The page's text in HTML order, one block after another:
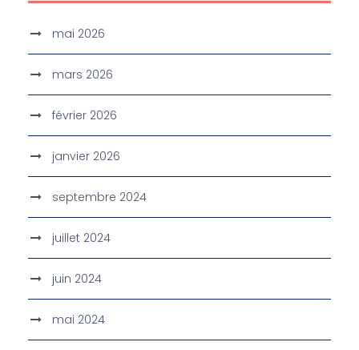
mai 2026
mars 2026
février 2026
janvier 2026
septembre 2024
juillet 2024
juin 2024
mai 2024